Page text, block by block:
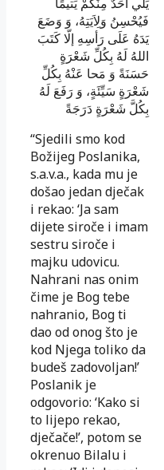
فَيُحْسِنُ وَلِاَيَتِهُ، وَ وَضَعَ
يَدَهُ عَلَى رَأسِهِ إلّا كَتَبَ
اللهُ لَهُ بِكُلِّ شَعْرَةٍ
حَسَنَةً وَ مَحا عَنْهُ بِكُلِّ
شَعْرَةٍ سَيِّئَةٍ، وَ رَفَعَ لَهُ
بِكُلَّ شَعْرَةٍ دَرَجَةً
“Sjedili smo kod
Božijeg Poslanika,
s.a.v.a., kada mu je
došao jedan dječak
i rekao: ‘Ja sam
dijete siroče i imam
sestru siroče i
majku udovicu.
Nahrani nas onim
čime je Bog tebe
nahranio, Bog ti
dao od onog što je
kod Njega toliko da
budeš zadovoljan!’
Poslanik je
odgovorio: ‘Kako si
to lijepo rekao,
dječače!’, potom se
okrenuo Bilalu i